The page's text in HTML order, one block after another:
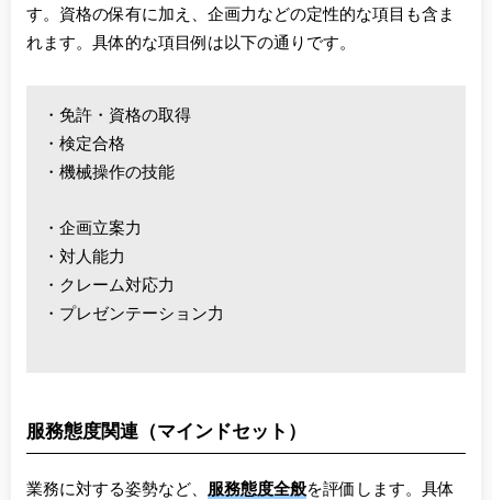
す。資格の保有に加え、企画力などの定性的な項目も含ま
れます。具体的な項目例は以下の通りです。
・免許・資格の取得
・検定合格
・機械操作の技能
・企画立案力
・対人能力
・クレーム対応力
・プレゼンテーション力
服務態度関連（マインドセット）
業務に対する姿勢など、 服務態度全般を評価します。具体